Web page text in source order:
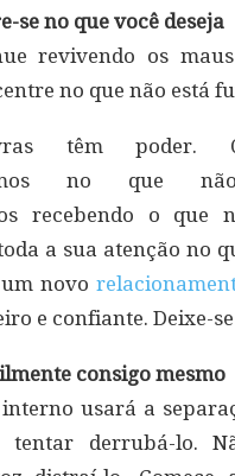
se no que você deseja
revivendo os
no que não está
têm poder.
no que
recebendo o que
a sua atenção no
novo
e confiante. Deixe-
consigo mesmo
usará a
tentar derrubá-lo.